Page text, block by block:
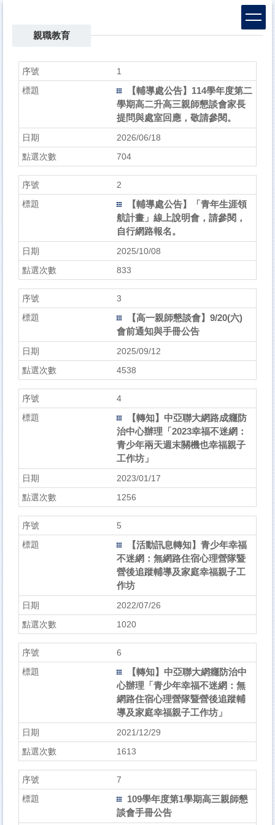
親職教育
1
【輔導處公告】114學年度第二
學期高二升高三親師懇談會家長
提問與處室回應，敬請參閱。
2026/06/18
704
2
【輔導處公告】「青年生涯領
航計畫」線上說明會，請參閱，
自行網路報名。
2025/10/08
833
3
【高一親師懇談會】9/20(六)
會前通知與手冊公告
2025/09/12
4538
4
【轉知】中亞聯大網路成癮防
治中心辦理「2023幸福不迷網：
青少年兩天週末關機也幸福親子
工作坊」
2023/01/17
1256
5
【活動訊息轉知】青少年幸福
不迷網：無網路住宿心理營隊暨
營後追蹤輔導及家庭幸福親子工
作坊
2022/07/26
1020
6
【轉知】中亞聯大網癮防治中
心辦理「青少年幸福不迷網：無
網路住宿心理營隊暨營後追蹤輔
導及家庭幸福親子工作坊」
2021/12/29
1613
7
109學年度第1學期高三親師懇
談會手冊公告